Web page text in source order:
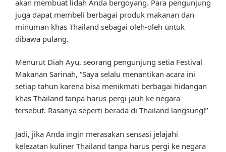
akan membuat lidah Anda bergoyang. Para pengunjung
juga dapat membeli berbagai produk makanan dan
minuman khas Thailand sebagai oleh-oleh untuk
dibawa pulang.
Menurut Diah Ayu, seorang pengunjung setia Festival
Makanan Sarinah, “Saya selalu menantikan acara ini
setiap tahun karena bisa menikmati berbagai hidangan
khas Thailand tanpa harus pergi jauh ke negara
tersebut. Rasanya seperti berada di Thailand langsung!”
Jadi, jika Anda ingin merasakan sensasi jelajahi
kelezatan kuliner Thailand tanpa harus pergi ke negara